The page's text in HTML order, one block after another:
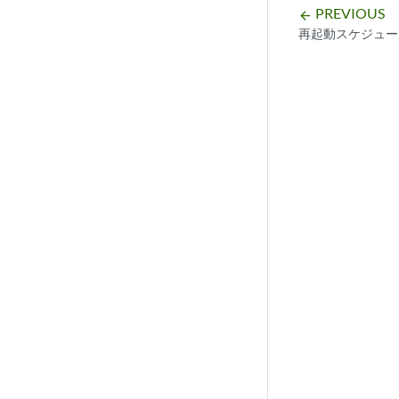
arrow_backward PREVIOUS
再起動スケジュ